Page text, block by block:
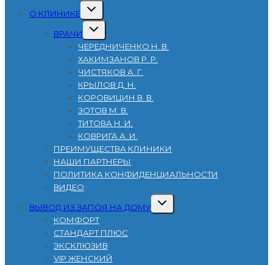
О КЛИНИКЕ
Развернуть
меню
ВРАЧИ
Развернуть
меню
ЧЕРЕДНИЧЕНКО Н. В.
ХАКИМЗАНОВ Р. Р.
ЧИСТЯКОВ А. Г.
КРЫЛОВ Д. Н.
КОРОВИЦИН В. В.
ЗОТОВ М. В.
ТИТОВА Н. И.
КОВРИГА А. И.
ПРЕИМУЩЕСТВА КЛИНИКИ
НАШИ ПАРТНЕРЫ
ПОЛИТИКА КОНФИДЕНЦИАЛЬНОСТИ
ВИДЕО
ВЫВОД ИЗ ЗАПОЯ НА ДОМУ
Развернуть
КОМФОРТ
СТАНДАРТ ПЛЮС
ЭКСКЛЮЗИВ
VIP ЖЕНСКИЙ